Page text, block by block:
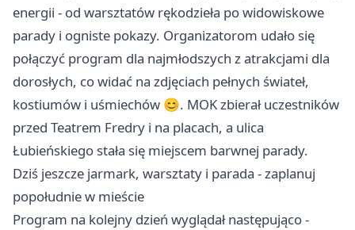
energii - od warsztatów rękodzieła po widowiskowe
parady i ogniste pokazy. Organizatorom udało się
połączyć program dla najmłodszych z atrakcjami dla
dorosłych, co widać na zdjęciach pełnych świateł,
kostiumów i uśmiechów 😊. MOK zbierał uczestników
przed Teatrem Fredry i na placach, a ulica
Łubieńskiego stała się miejscem barwnej parady.
Dziś jeszcze jarmark, warsztaty i parada - zaplanuj
popołudnie w mieście
Program na kolejny dzień wyglądał następująco -